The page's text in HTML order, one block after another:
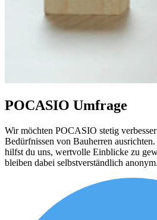
POCASIO Umfrage
Wir möchten POCASIO stetig
Bedürfnissen von Bauherren
hilfst du uns, wertvolle Einblicke zu
bleiben dabei selbstverständlich anonym.